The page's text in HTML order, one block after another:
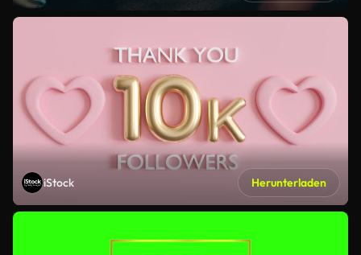
iStock Herunterladen